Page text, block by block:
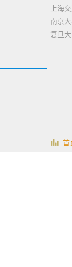
上海
南京
复旦
首